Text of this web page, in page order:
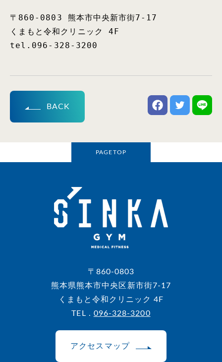
〒860-0803 熊本市中央新市街7-17
くまもと令和クリニック 4F
tel.096-328-3200
BACK
〒860-0803
熊本県熊本市中央区新市街7-17
くまもと令和クリニック 4F
TEL . 096-328-3200
アクセスマップ
PAGETOP